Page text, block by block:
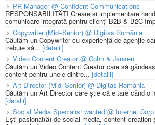
PR Manager @ Confident Communications
RESPONSABILITĂȚI Creare și implementare
comunicare integrată pentru clienți B2B & B2C
Copywriter (Mid–Senior) @ Digitas România
Căutăm un Copywriter cu experiență de agenție
trebuie să... [detalii]
Video Content Creator @ Cohn & Jansen
Căutăm un Video Content Creator care să
content pentru unele dintre... [detalii]
Art Director (Mid–Senior) @ Digitas România
Căutăm un Art Director care știe că e tare când o
[detalii]
Social Media Specialist wanted @ Internet Corp
Ești pasionat(ă) de social media, content creation